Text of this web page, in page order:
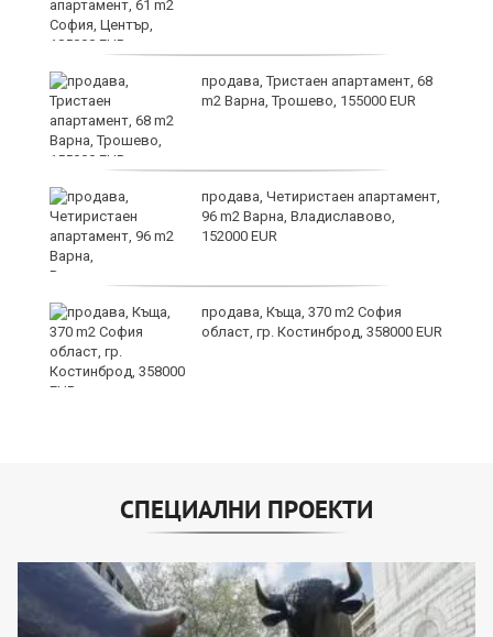
продава, Тристаен апартамент, 68
m2 Варна, Трошево, 155000 EUR
продава, Четиристаен апартамент,
96 m2 Варна, Владиславово,
152000 EUR
продава, Къща, 370 m2 София
област, гр. Костинброд, 358000 EUR
СПЕЦИАЛНИ ПРОЕКТИ